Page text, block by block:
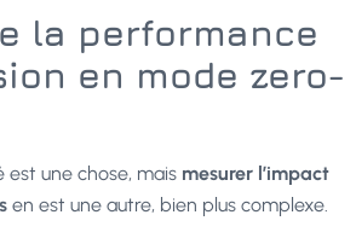
la performance
en mode zero-
est une chose, mais mesurer l’impact
en est une autre, bien plus complexe.